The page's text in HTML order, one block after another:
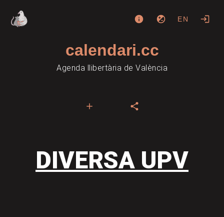
EN
calendari.cc
Agenda llibertària de València
DIVERSA UPV